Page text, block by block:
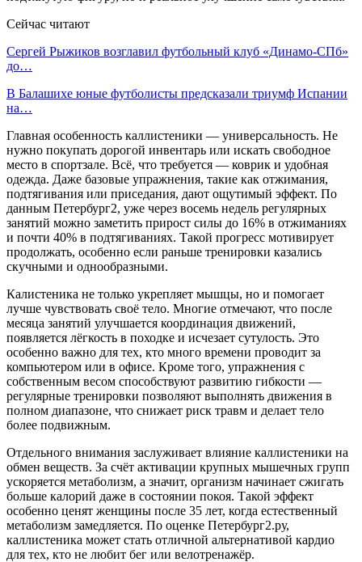
Сейчас читают
Сергей Рыжиков возглавил футбольный клуб «Динамо-СПб»
до…
В Балашихе юные футболисты предсказали триумф Испании
на…
Главная особенность каллистеники — универсальность. Не
нужно покупать дорогой инвентарь или искать свободное
место в спортзале. Всё, что требуется — коврик и удобная
одежда. Даже базовые упражнения, такие как отжимания,
подтягивания или приседания, дают ощутимый эффект. По
данным Петербург2, уже через восемь недель регулярных
занятий можно заметить прирост силы до 16% в отжиманиях
и почти 40% в подтягиваниях. Такой прогресс мотивирует
продолжать, особенно если раньше тренировки казались
скучными и однообразными.
Калистеника не только укрепляет мышцы, но и помогает
лучше чувствовать своё тело. Многие отмечают, что после
месяца занятий улучшается координация движений,
появляется лёгкость в походке и исчезает сутулость. Это
особенно важно для тех, кто много времени проводит за
компьютером или в офисе. Кроме того, упражнения с
собственным весом способствуют развитию гибкости —
регулярные тренировки позволяют выполнять движения в
полном диапазоне, что снижает риск травм и делает тело
более подвижным.
Отдельного внимания заслуживает влияние каллистеники на
обмен веществ. За счёт активации крупных мышечных групп
ускоряется метаболизм, а значит, организм начинает сжигать
больше калорий даже в состоянии покоя. Такой эффект
особенно ценят женщины после 35 лет, когда естественный
метаболизм замедляется. По оценке Петербург2.ру,
каллистеника может стать отличной альтернативой кардио
для тех, кто не любит бег или велотренажёр.